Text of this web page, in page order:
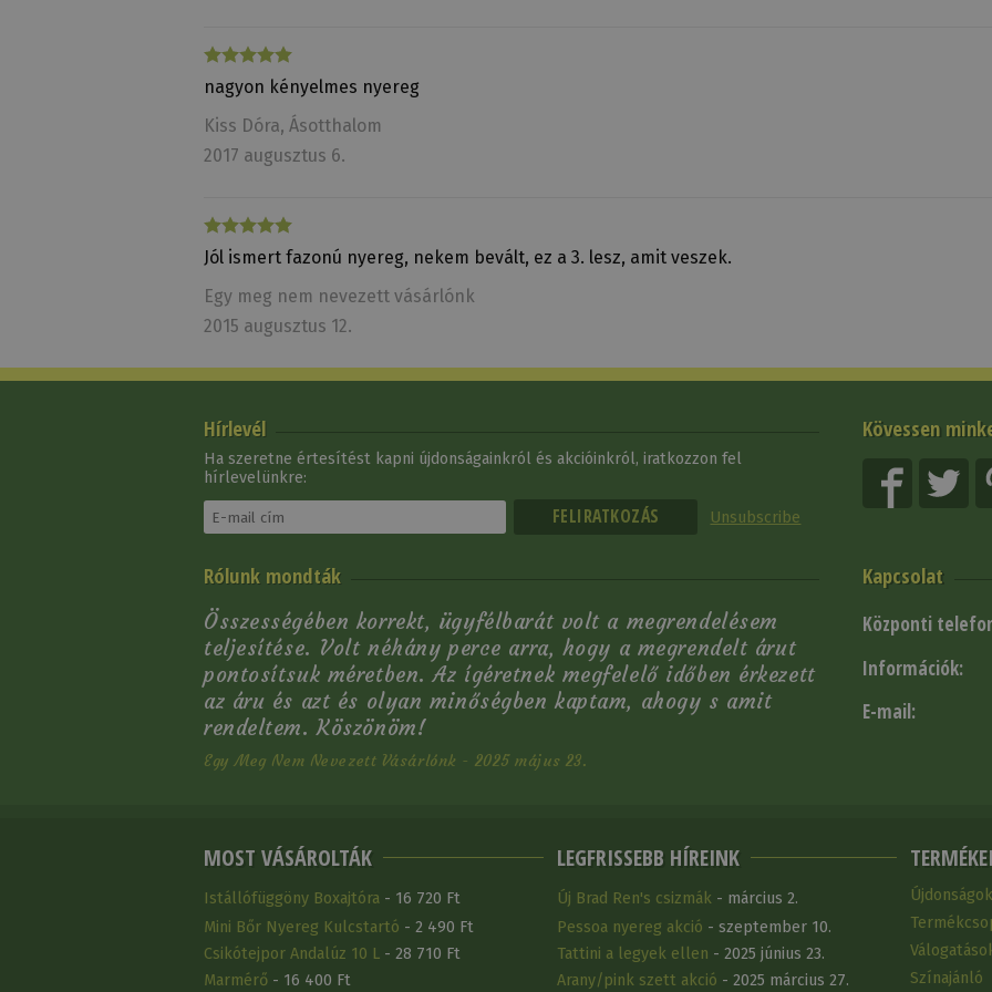
nagyon kényelmes nyereg
Kiss Dóra, Ásotthalom
2017 augusztus 6.
Jól ismert fazonú nyereg, nekem bevált, ez a 3. lesz, amit veszek.
Egy meg nem nevezett vásárlónk
2015 augusztus 12.
Kövessen
Hírlevél
Ha szeretne értesítést kapni újdonságainkról és akcióinkról, iratkozzon fel
hírlevelünkre:
Unsubscribe
Kapcsolat
Központi
Információk:
E-mail:
Rólunk mondták
Összességében korrekt, ügyfélbarát volt a megrendelésem
teljesítése. Volt néhány perce arra, hogy a megrendelt árut
pontosítsuk méretben. Az ígéretnek megfelelő időben érkezett
az áru és azt és olyan minőségben kaptam, ahogy s amit
rendeltem. Köszönöm!
Egy Meg Nem Nevezett Vásárlónk - 2025 május 23.
MOST VÁSÁROLTÁK
Istállófüggöny Boxajtóra - 16 720 Ft
Mini Bőr Nyereg Kulcstartó - 2 490 Ft
Csikótejpor Andalúz 10 L - 28 710 Ft
Marmérő - 16 400 Ft
LEGFRISSEBB HÍREINK
Új Brad Ren's csizmák- március 2.
Pessoa nyereg akció - szeptember 10.
Tattini a legyek ellen - 2025 június 23.
Arany/pink szett akció - 2025 március 27.
Újdonságok
Színajánló